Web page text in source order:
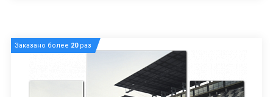
Заказано более 20раз